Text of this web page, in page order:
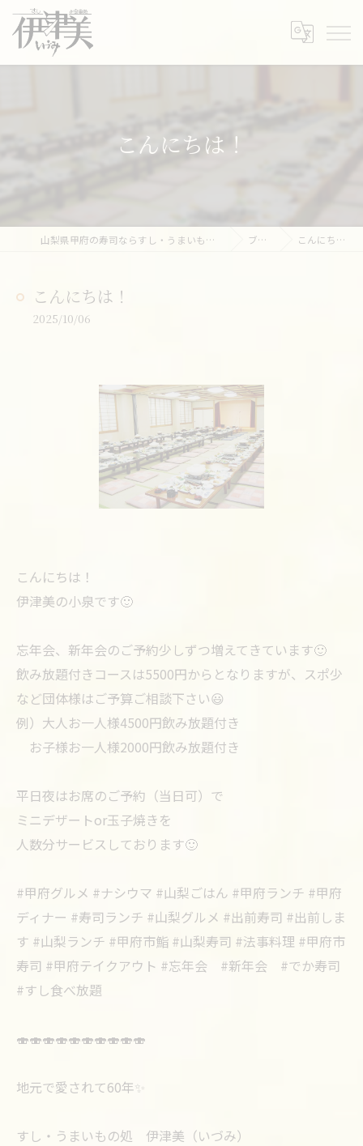
こんにちは！
山梨県甲府の寿司ならすし・うまいもの処 伊津美 ブログ こんにちは！
こんにちは！
2025/10/06
こんにちは！
伊津美の小泉です🙂
忘年会、新年会のご予約少しずつ増えてきています🙂
飲み放題付きコースは5500円からとなりますが、スポ少
など団体様はご予算ご相談下さい😃
例）大人お一人様4500円飲み放題付き
お子様お一人様2000円飲み放題付き
平日夜はお席のご予約（当日可）で
ミニデザートor玉子焼きを
人数分サービスしております🙂
#甲府グルメ #ナシウマ #山梨ごはん #甲府ランチ #甲府
ディナー #寿司ランチ #山梨グルメ #出前寿司 #出前しま
す #山梨ランチ #甲府市鮨 #山梨寿司 #法事料理 #甲府市
寿司 #甲府テイクアウト #忘年会 #新年会 #でか寿司
#すし食べ放題
🍣🍣🍣🍣🍣🍣🍣🍣🍣🍣
地元で愛されて60年✨
すし・うまいもの処 伊津美（いづみ）